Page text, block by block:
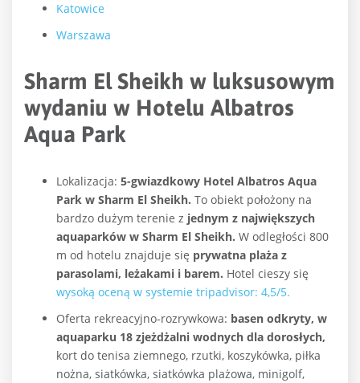
Katowice
Warszawa
Sharm El Sheikh w luksusowym
wydaniu w Hotelu Albatros
Aqua Park
Lokalizacja: 5-gwiazdkowy Hotel Albatros Aqua
Park w Sharm El Sheikh. To obiekt położony na
bardzo dużym terenie z jednym z największych
aquaparków w Sharm El Sheikh. W odległości 800
m od hotelu znajduje się prywatna plaża z
parasolami, leżakami i barem. Hotel cieszy się
wysoką oceną w systemie tripadvisor: 4,5/5.
Oferta rekreacyjno-rozrywkowa: basen odkryty, w
aquaparku 18 zjeżdżalni wodnych dla dorosłych,
kort do tenisa ziemnego, rzutki, koszykówka, piłka
nożna, siatkówka, siatkówka plażowa, minigolf,